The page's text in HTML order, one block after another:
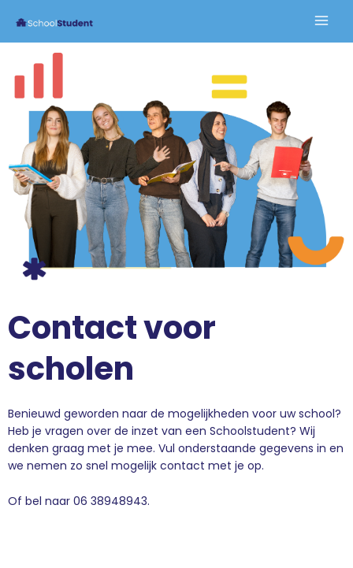
Contact voor
scholen
Benieuwd geworden naar de mogelijkheden voor uw school?
Heb je vragen over de inzet van een Schoolstudent? Wij
denken graag met je mee. Vul onderstaande gegevens in en
we nemen zo snel mogelijk contact met je op.
Of bel naar 06 38948943.